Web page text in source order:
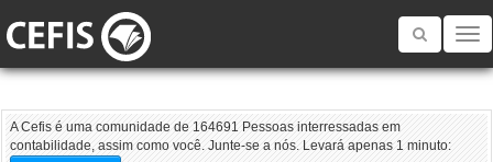
Toggle
A Cefis é uma comunidade de 164691 Pessoas interressadas em
contabilidade, assim como você. Junte-se a nós. Levará apenas 1 minuto: